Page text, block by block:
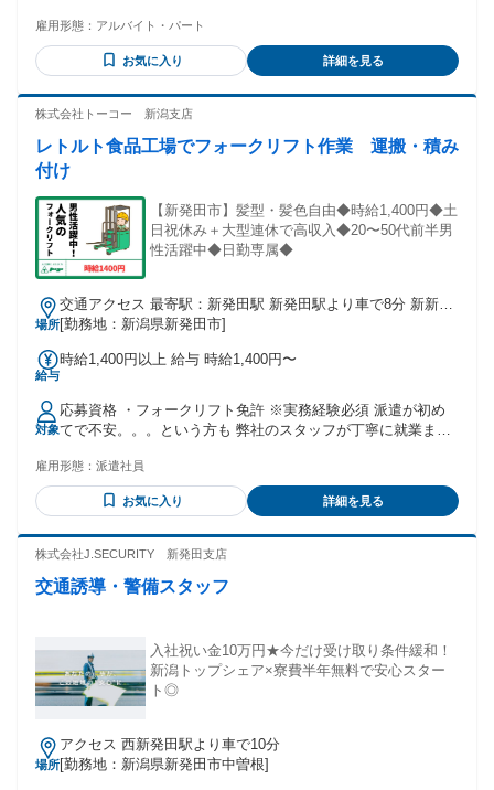
雇用形態： アルバイト・パート
お気に入り 詳細を見る
株式会社トーコー 新潟支店
レトルト食品工場でフォークリフト作業 運搬・積み
付け
【新発田市】髪型・髪色自由◆時給1,400円◆土
日祝休み＋大型連休で高収入◆20〜50代前半男
性活躍中◆日勤専属◆
場所
交通アクセス 最寄駅：新発田駅 新発田駅より車で8分 新新バ
イパス新発田インターより車で20分
[勤務地：新潟県新発田市]
給与
時給1,400円以上 給与 時給1,400円〜
対象
応募資格 ・フォークリフト免許 ※実務経験必須 派遣が初め
てで不安。。。という方も 弊社のスタッフが丁寧に就業まで
10代・20代・30代・40代から中高年まで活躍している職場を
探している方 アルバイトやパート、派遣スタッフの経験を活
かしたい方 ブランク復帰できる仕事を探している方 セカンド
お仕事をお探しの方 ハローワークでの仕事探しをしている方
給のお仕事をお探しの方 コンビニ・スーパー・飲食店・ファ
内作業 箱詰めやシール貼りなどのコツコツもくもく軽作業 梱
包や包装、加工などの工場製造や機械オペレータ 食品工場
（肉・鮮魚・野菜・惣菜）での盛り付け・調理・材料カット
ラインオペレーターなどの工場作業員 簡単な工具を使った組
フ
雇用形態： 派遣社員
お気に入り 詳細を見る
株式会社J.SECURITY 新発田支店
交通誘導・警備スタッフ
入社祝い金10万円★今だけ受け取り条件緩和！
新潟トップシェア×寮費半年無料で安心スター
ト◎
場所
アクセス 西新発田駅より車で10分
[勤務地：新潟県新発田市中曽根]